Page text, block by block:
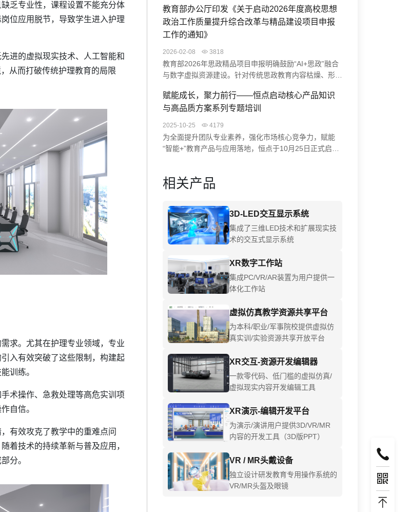
乏专业性，课程设置不能充分体
位应用脱节，导致学生进入护理
进的虚拟现实技术、人工智能和
从而打破传统护理教育的局限
求。尤其在护理专业领域，专业
入有效突破了这些限制，构建起
训练。
术操作、急救处理等高危实训项
自信。
有效攻克了教学中的重难点问
着技术的持续革新与普及应用，
分。
展示AI空间智能赋能实验中心建设方案、裸眼3D虚仿系
统及课程编辑器实操，并结合典型案例分享实践成果。此
次交流促进了校企协同，助力高校科学教育数字化转型与
教育部办公厅印发《关于启动2026年度高校思想
政治工作质量提升综合改革与精品建设项目申报
工作的通知》
2026-02-08 3818
教育部2026年思政精品项目申报明确鼓励“AI+思政”融合
与数字虚拟资源建设。针对传统思政教育内容枯燥、形式
造沉浸式学习体验（如“飞夺泸定桥”虚拟实验），并借助
AI构建智慧系统与数智档案，助力高校开发思政大模型、
赋能成长，聚力前行——恒点启动核心产品知识
与高品质方案系列专题培训
2025-10-25 4179
为全面提升团队专业素养，强化市场核心竞争力，赋能
“智能+”教育产品与应用落地，恒点于10月25日正式启动
度与高品质方案的理解能力，助力业务水平与客户服务质
相关产品
3D-LED交互显示系统
集成了三维LED技术和扩展现实技
术的交互式显示系统
XR数字工作站
集成PC/VR/AR装置为用户提供一
体化工作站
虚拟仿真教学资源共享平台
为本科/职业/军事院校提供虚拟仿
真实训/实验资源共享开放平台
XR交互-资源开发编辑器
一款零代码、低门槛的虚拟仿真/
虚拟现实内容开发编辑工具
XR演示-编辑开发平台
为演示/演讲用户提供3D/VR/MR
内容的开发工具（3D版PPT）
VR / MR头戴设备
独立设计研发教育专用操作系统的
VR/MR头盔及眼镜